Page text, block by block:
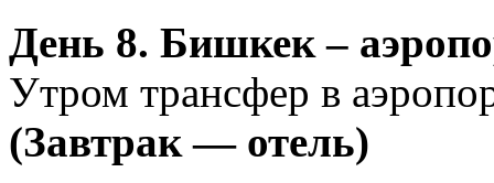
День 8. Бишкек –
Утром трансфер в
(Завтрак— отель)